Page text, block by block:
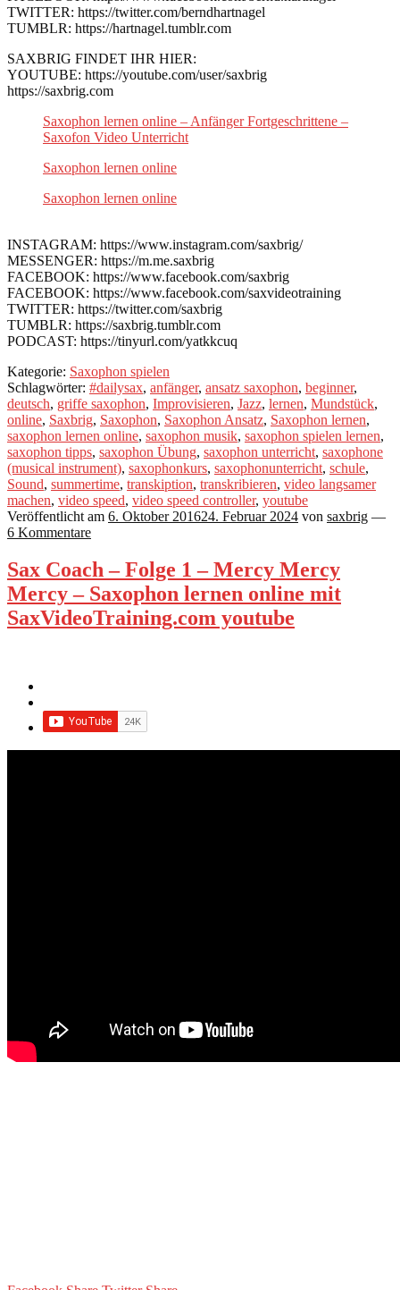
TWITTER: https://twitter.com/berndhartnagel
TUMBLR: https://hartnagel.tumblr.com
SAXBRIG FINDET IHR HIER:
YOUTUBE: https://youtube.com/user/saxbrig
https://saxbrig.com
Saxophon lernen online – Anfänger Fortgeschrittene –
Saxofon Video Unterricht
Saxophon lernen online
Saxophon lernen online
INSTAGRAM: https://www.instagram.com/saxbrig/
MESSENGER: https://m.me.saxbrig
FACEBOOK: https://www.facebook.com/saxbrig
FACEBOOK: https://www.facebook.com/saxvideotraining
TWITTER: https://twitter.com/saxbrig
TUMBLR: https://saxbrig.tumblr.com
PODCAST: https://tinyurl.com/yatkkcuq
Kategorie: Saxophon spielen
Schlagwörter: #dailysax, anfänger, ansatz saxophon, beginner,
deutsch, griffe saxophon, Improvisieren, Jazz, lernen, Mundstück,
online, Saxbrig, Saxophon, Saxophon Ansatz, Saxophon lernen,
saxophon lernen online, saxophon musik, saxophon spielen lernen,
saxophon tipps, saxophon Übung, saxophon unterricht, saxophone
(musical instrument), saxophonkurs, saxophonunterricht, schule,
Sound, summertime, transkiption, transkribieren, video langsamer
machen, video speed, video speed controller, youtube
Veröffentlicht am 6. Oktober 201624. Februar 2024 von saxbrig —
6 Kommentare
Sax Coach – Folge 1 – Mercy Mercy
Mercy – Saxophon lernen online mit
SaxVideoTraining.com youtube